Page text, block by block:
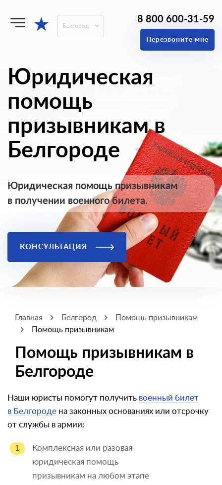
★ Белгород
8 800 600-31-59
Перезвоните мне
Юридическая
помощь
призывникам в
Белгороде
Юридическая помощь призывникам
в получении военного билета.
КОНСУЛЬТАЦИЯ
Главная Белгород
Помощь призывникам
Помощь призывникам
Помощь призывникам в
Белгороде
Наши юристы помогут получить военный билет
в Белгороде на законных основаниях или отсрочку
от службы в армии:
Комплексная или разовая
юридическая помощь
призывникам на любом этапе